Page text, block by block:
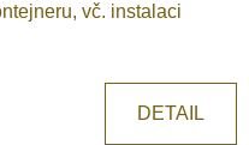
vč. instalaci
DETAIL